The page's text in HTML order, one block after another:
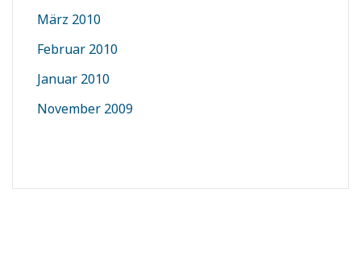
März 2010
Februar 2010
Januar 2010
November 2009